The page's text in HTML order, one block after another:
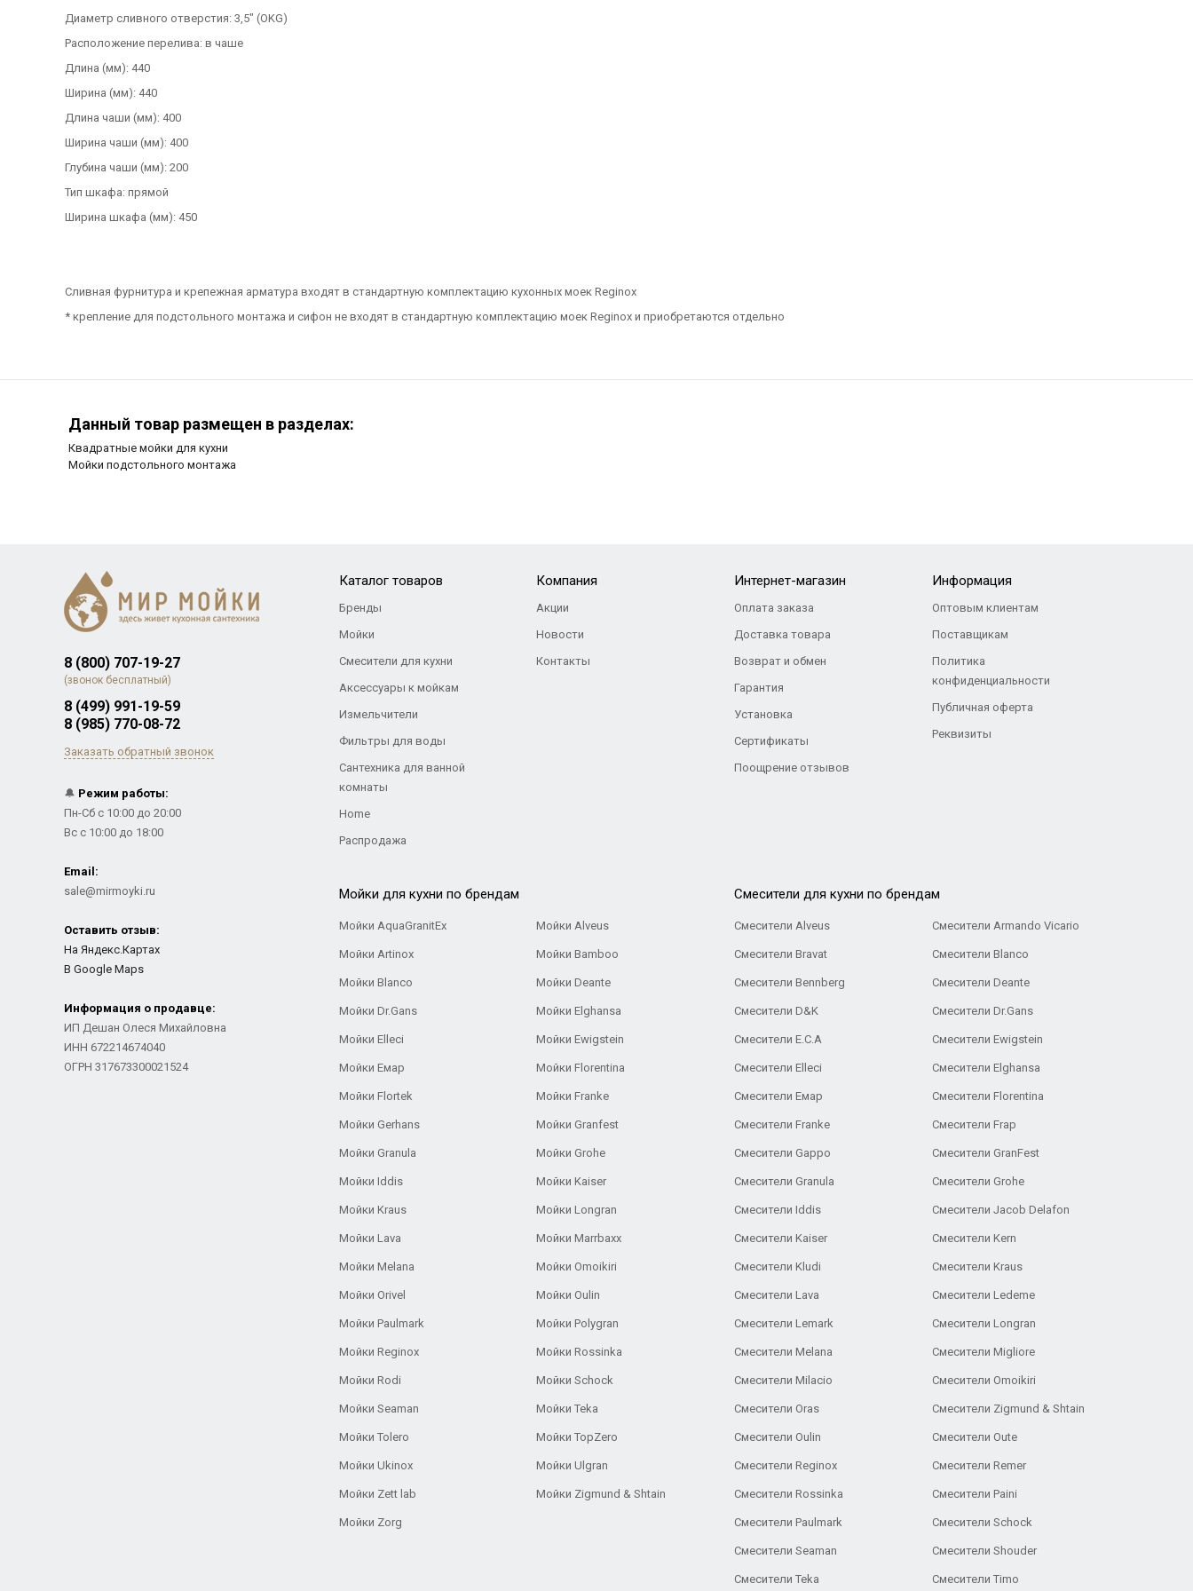
Диаметр сливного отверстия: 3,5" (OKG)
Расположение перелива: в чаше
Длина (мм): 440
Ширина (мм): 440
Длина чаши (мм): 400
Ширина чаши (мм): 400
Глубина чаши (мм): 200
Тип шкафа: прямой
Ширина шкафа (мм): 450
Сливная фурнитура и крепежная арматура входят в стандартную комплектацию кухонных моек Reginox
* крепление для подстольного монтажа и сифон не входят в стандартную комплектацию моек Reginox и приобретаются отдельно
Данный товар размещен в разделах:
Квадратные мойки для кухни
Мойки подстольного монтажа
8 (800) 707-19-27
(звонок бесплатный)
8 (499) 991-19-59
8 (985) 770-08-72
Заказать обратный звонок
🔔 Режим работы:
Пн-Сб с 10:00 до 20:00
Вс с 10:00 до 18:00
Email:
sale@mirmoyki.ru
Оставить отзыв:
На Яндекс.Картах
В Google Maps
Информация о продавце:
ИП Дешан Олеся Михайловна
ИНН 672214674040
ОГРН 317673300021524
Каталог товаров
Бренды
Мойки
Смесители для кухни
Аксессуары к мойкам
Измельчители
Фильтры для воды
Сантехника для ванной
комнаты
Home
Распродажа
Компания
Акции
Новости
Контакты
Интернет-магазин
Оплата заказа
Доставка товара
Возврат и обмен
Гарантия
Установка
Сертификаты
Поощрение отзывов
Информация
Оптовым клиентам
Поставщикам
Политика
конфиденциальности
Публичная оферта
Реквизиты
Мойки для кухни по брендам
Мойки AquaGranitEx Мойки Alveus
Мойки Artinox Мойки Bamboo
Мойки Blanco Мойки Deante
Мойки Dr.Gans Мойки Elghansa
Мойки Elleci Мойки Ewigstein
Мойки Емар Мойки Florentina
Мойки Flortek Мойки Franke
Мойки Gerhans Мойки Granfest
Мойки Granula Мойки Grohe
Мойки Iddis Мойки Kaiser
Мойки Kraus Мойки Longran
Мойки Lava Мойки Marrbaxx
Мойки Melana Мойки Omoikiri
Мойки Orivel Мойки Oulin
Мойки Paulmark Мойки Polygran
Мойки Reginox Мойки Rossinka
Мойки Rodi Мойки Schock
Мойки Seaman Мойки Teka
Мойки Tolero Мойки TopZero
Мойки Ukinox Мойки Ulgran
Мойки Zett lab Мойки Zigmund & Shtain
Мойки Zorg
Cмесители для кухни по брендам
Смесители Alveus Смесители Armando Vicario
Смесители Bravat Смесители Blanco
Смесители Bennberg Смесители Deante
Смесители D&K Смесители Dr.Gans
Смесители E.C.A Cмесители Ewigstein
Смесители Elleci Смесители Elghansa
Смесители Емар Смесители Florentina
Смесители Franke Смесители Frap
Смесители Gappo Смесители GranFest
Смесители Granula Смесители Grohe
Смесители Iddis Смесители Jacob Delafon
Смесители Kaiser Смесители Kern
Смесители Kludi Смесители Kraus
Смесители Lava Смесители Ledeme
Смесители Lemark Смесители Longran
Смесители Melana Смесители Migliore
Смесители Milacio Смесители Omoikiri
Смесители Oras Смесители Zigmund & Shtain
Смесители Oulin Смесители Oute
Смесители Reginox Смесители Remer
Смесители Rossinka Смесители Paini
Смесители Paulmark Смесители Schock
Смесители Seaman Смесители Shouder
Смесители Teka Смесители Timo